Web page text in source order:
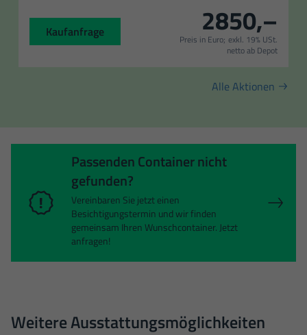
Kaufanfrage 2850,–
Preis in Euro; exkl. 19% USt.
netto ab Depot
Alle Aktionen
Passenden Container nicht
gefunden?
Vereinbaren Sie jetzt einen
Besichtigungstermin und wir finden
gemeinsam Ihren Wunschcontainer. Jetzt
anfragen!
Weitere Ausstattungsmöglichkeiten